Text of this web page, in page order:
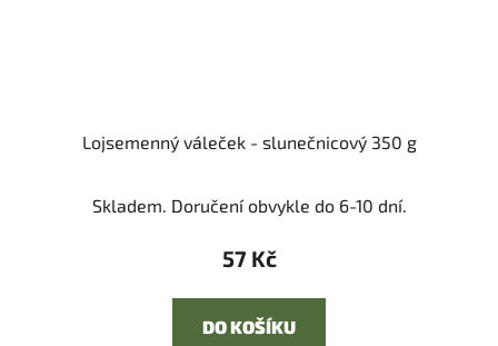
Lojsemenný váleček - slunečnicový 350 g
Skladem. Doručení obvykle do 6-10 dní.
57 Kč
DO KOŠÍKU